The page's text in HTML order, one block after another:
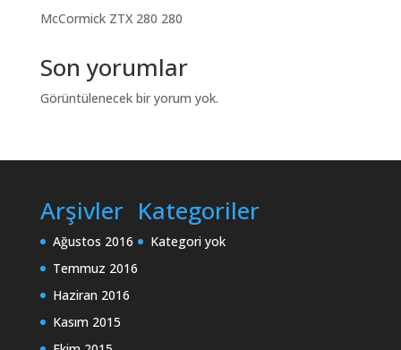
McCormick ZTX 280 280
Son yorumlar
Görüntülenecek bir yorum yok.
Arşivler
Ağustos 2016
Temmuz 2016
Haziran 2016
Kasım 2015
Kategoriler
Kategori yok